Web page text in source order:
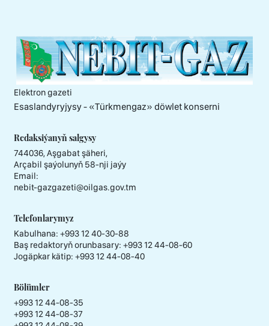
Elektron gazeti
Esaslandyryjysy - «Тürkmengaz» döwlet konserni
Redaksiýanyň salgysy
744036, Aşgabat şäheri,
Arçabil şaýolunyň 58-nji jaýy
Email:
nebit-gazgazeti@oilgas.gov.tm
Telefonlarymyz
Kabulhana: +993 12 40-30-88
Baş redaktoryň orunbasary: +993 12 44-08-60
Jogäpkar kätip: +993 12 44-08-40
Bölümler
+993 12 44-08-35
+993 12 44-08-37